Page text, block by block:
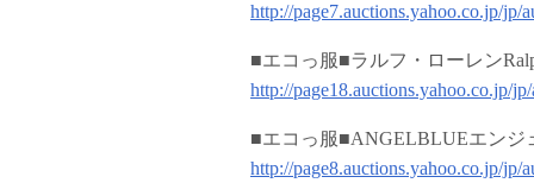
http://page7.auctions.yahoo.co.jp/jp/
■エコっ服■ラルフ・ローレン
http://page18.auctions.yahoo.co.jp/
■エコっ服■ANGELBLUEエンジ
http://page8.auctions.yahoo.co.jp/jp/